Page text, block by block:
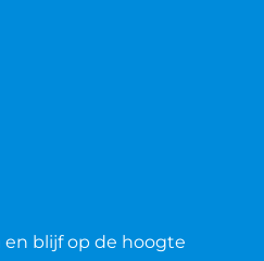
en blijf op de hoogte